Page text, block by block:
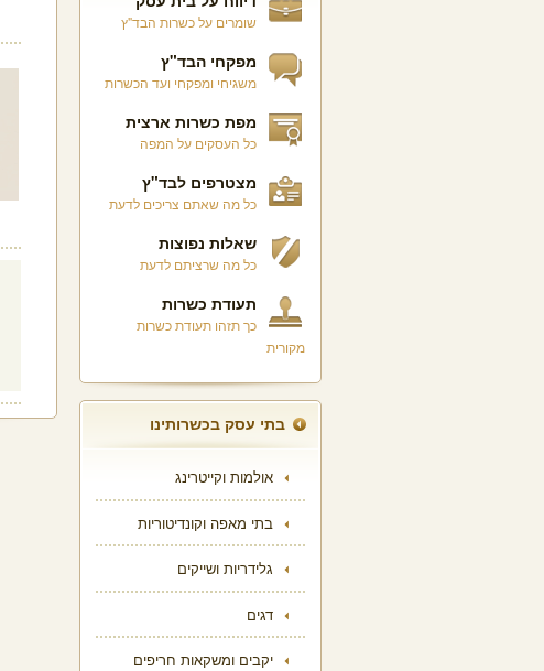
שומרים על כשרות הבד"ץ
מפקחי הבד"ץ
משגיחי ומפקחי ועד הכשרות
מפת כשרות ארצית
כל העסקים על המפה
מצטרפים לבד"ץ
כל מה שאתם צריכים לדעת
שאלות נפוצות
כל מה שרציתם לדעת
תעודת כשרות
כך תזהו תעודת כשרות
מקורית
בתי עסק בכשרותינו
אולמות וקייטרינג
בתי מאפה וקונדיטוריות
גלידריות ושייקים
דגים
יקבים ומשקאות חריפים